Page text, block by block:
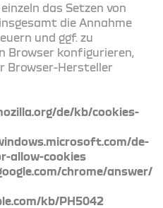
das Setzen von
die Annahme
und ggf. zu
Browser konfigurieren,
Browser-Hersteller
de/kb/cookies-
de-
allow-cookies
chrome/answer/
kb/PH5042